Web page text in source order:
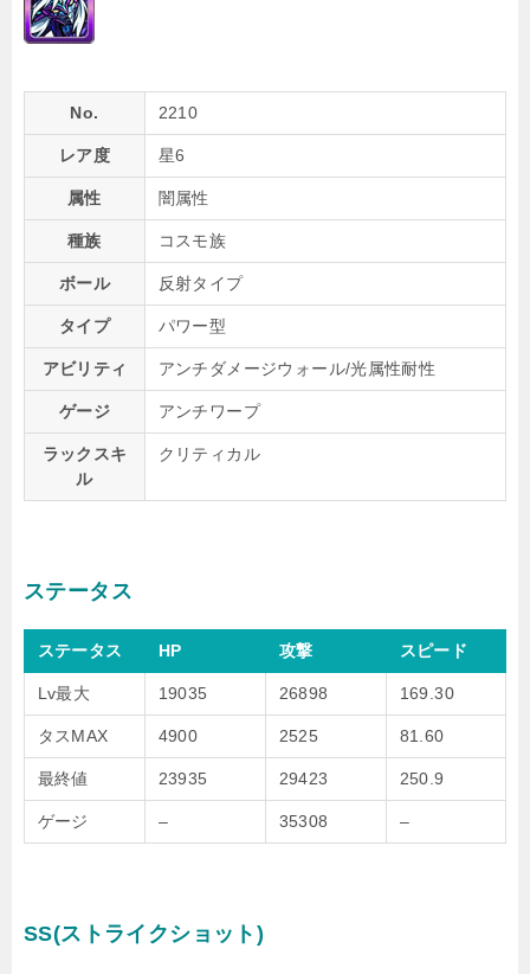
No. 2210
レア度 星6
属性 闇属性
種族 コスモ族
ボール 反射タイプ
タイプ パワー型
アビリティ アンチダメージウォール/光属性耐性
ゲージ アンチワープ
ラックスキ
ル
クリティカル
ステータス
ステータス HP 攻撃 スピード
Lv最大 19035 26898 169.30
タスMAX 4900 2525 81.60
最終値 23935 29423 250.9
ゲージ – 35308 –
SS(ストライクショット)